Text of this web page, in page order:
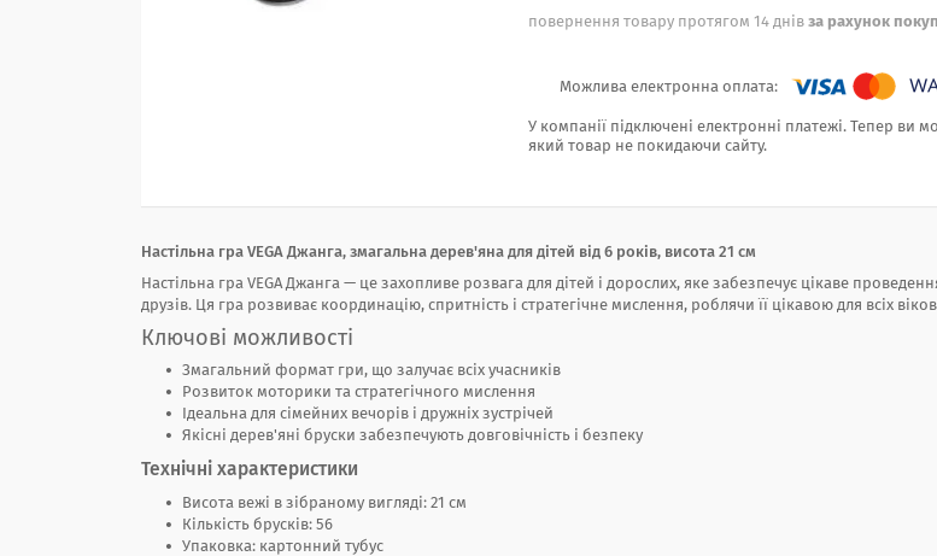
повернення товару протягом 14 днів за рахунок
У компанії підключені електронні платежі. Тепер ви
який товар не покидаючи сайту.
Настільна гра VEGA Джанга, змагальна дерев'яна для дітей від 6 років, висота 21 см
Настільна гра VEGA Джанга — це захопливе розвага для дітей і дорослих, яке забезпечує цікаве
друзів. Ця гра розвиває координацію, спритність і стратегічне мислення, роблячи її цікавою для всіх
Ключові можливості
Змагальний формат гри, що залучає всіх учасників
Розвиток моторики та стратегічного мислення
Ідеальна для сімейних вечорів і дружніх зустрічей
Якісні дерев'яні бруски забезпечують довговічність і безпеку
Технічні характеристики
Висота вежі в зібраному вигляді: 21 см
Кількість брусків: 56
Упаковка: картонний тубус